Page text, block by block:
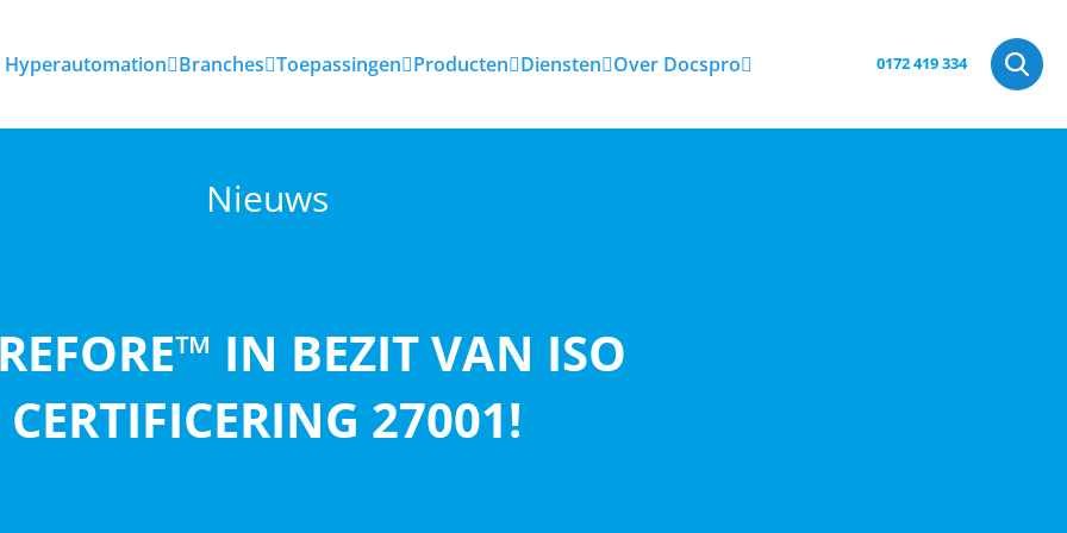
Hyperautomation Branches Toepassingen Producten Diensten Over Docspro 0172 419 334
Nieuws
IN BEZIT VAN ISO
CERTIFICERING 27001!